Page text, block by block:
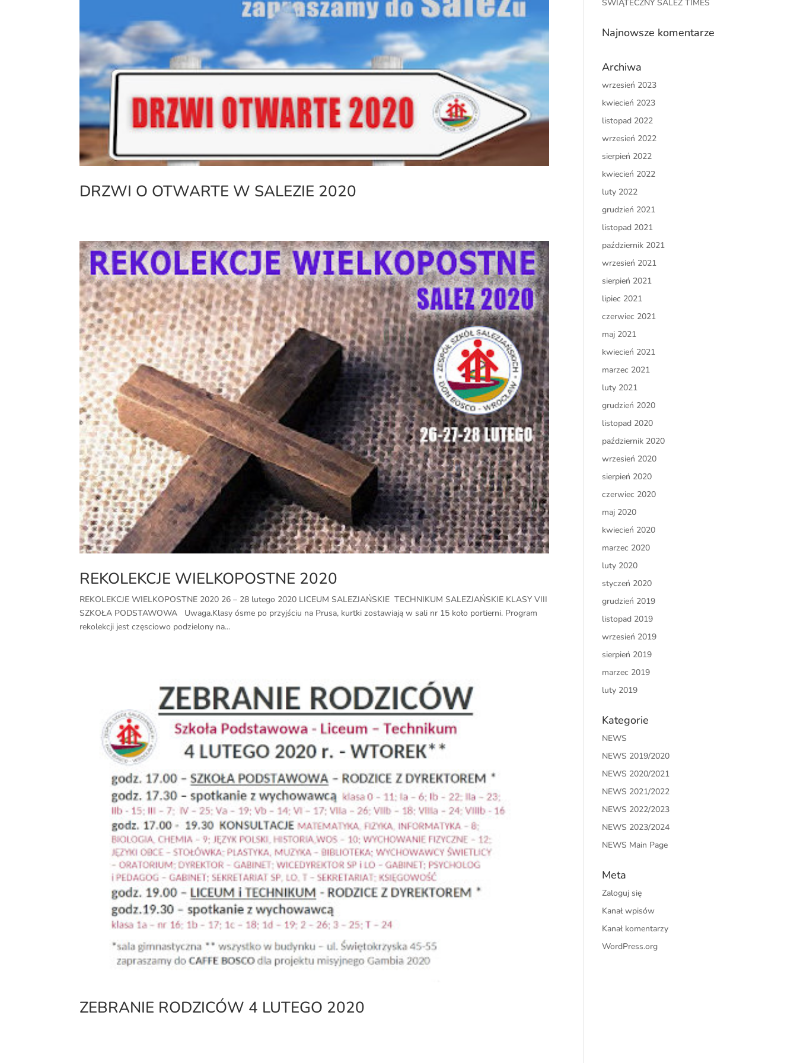
DRZWI O OTWARTE W SALEZIE 2020
REKOLEKCJE WIELKOPOSTNE 2020
REKOLEKCJE WIELKOPOSTNE 2020 26 – 28 lutego 2020 LICEUM SALEZJAŃSKIE TECHNIKUM SALEZJAŃSKIE KLASY VIII
SZKOŁA PODSTAWOWA Uwaga.Klasy ósme po przyjściu na Prusa, kurtki zostawiają w sali nr 15 koło portierni. Program
rekolekcji jest częsciowo podzielony na...
ZEBRANIE RODZICÓW 4 LUTEGO 2020
ŚWIĄTECZNY SALEZ TIMES
Najnowsze komentarze
Archiwa
wrzesień 2023
kwiecień 2023
listopad 2022
wrzesień 2022
sierpień 2022
kwiecień 2022
luty 2022
grudzień 2021
listopad 2021
październik 2021
wrzesień 2021
sierpień 2021
lipiec 2021
czerwiec 2021
maj 2021
kwiecień 2021
marzec 2021
luty 2021
grudzień 2020
listopad 2020
październik 2020
wrzesień 2020
sierpień 2020
czerwiec 2020
maj 2020
kwiecień 2020
marzec 2020
luty 2020
styczeń 2020
grudzień 2019
listopad 2019
wrzesień 2019
sierpień 2019
marzec 2019
luty 2019
Kategorie
NEWS
NEWS 2019/2020
NEWS 2020/2021
NEWS 2021/2022
NEWS 2022/2023
NEWS 2023/2024
NEWS Main Page
Meta
Zaloguj się
Kanał wpisów
Kanał komentarzy
WordPress.org